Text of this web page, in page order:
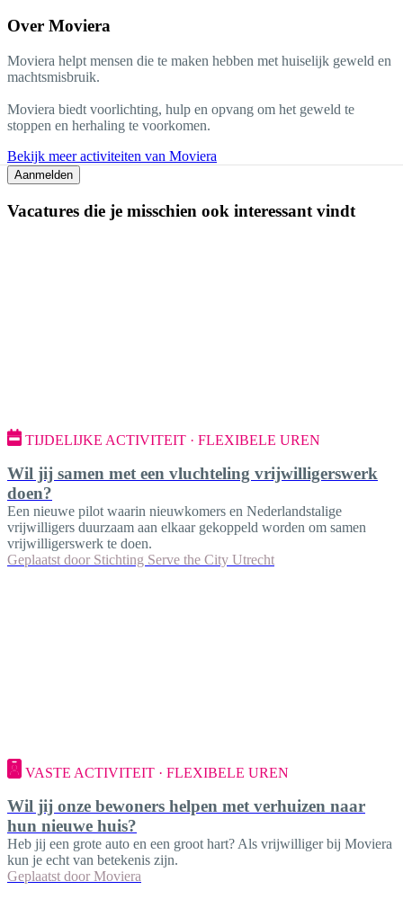
Over Moviera
Moviera helpt mensen die te maken hebben met huiselijk geweld en
machtsmisbruik.
Moviera biedt voorlichting, hulp en opvang om het geweld te
stoppen en herhaling te voorkomen.
Bekijk meer activiteiten van Moviera
Aanmelden
Vacatures die je misschien ook interessant vindt
TIJDELIJKE ACTIVITEIT · FLEXIBELE UREN
Wil jij samen met een vluchteling vrijwilligerswerk
doen?
Een nieuwe pilot waarin nieuwkomers en Nederlandstalige
vrijwilligers duurzaam aan elkaar gekoppeld worden om samen
vrijwilligerswerk te doen.
Geplaatst door Stichting Serve the City Utrecht
VASTE ACTIVITEIT · FLEXIBELE UREN
Wil jij onze bewoners helpen met verhuizen naar
hun nieuwe huis?
Heb jij een grote auto en een groot hart? Als vrijwilliger bij Moviera
kun je echt van betekenis zijn.
Geplaatst door Moviera